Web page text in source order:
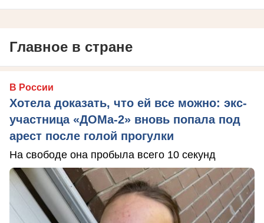
Главное в стране
В России
Хотела доказать, что ей все можно: экс-
участница «ДОМа-2» вновь попала под
арест после голой прогулки
На свободе она пробыла всего 10 секунд